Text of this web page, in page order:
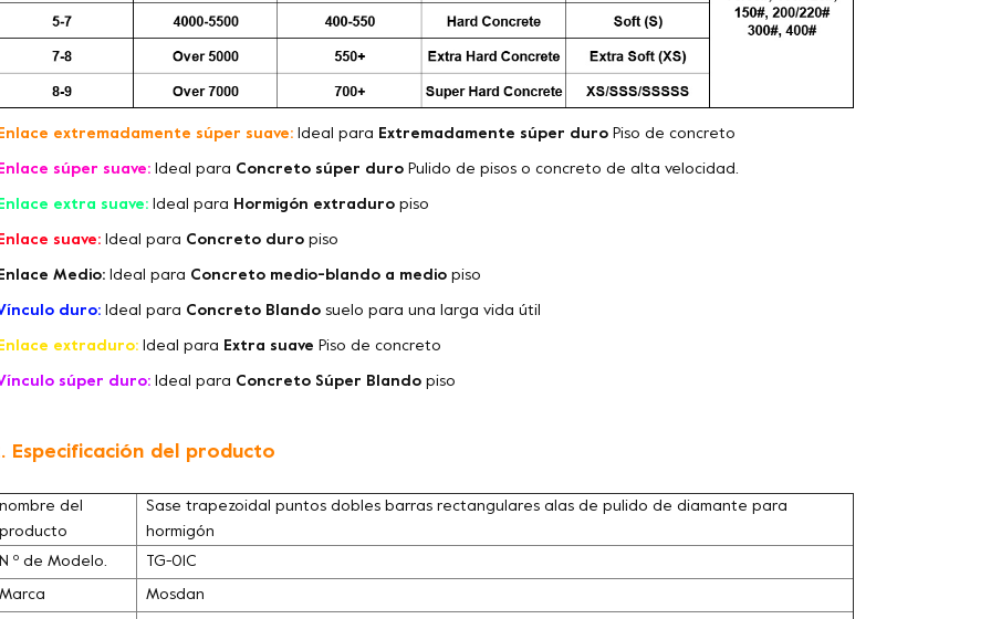
extremadamente súper suave: Ideal para Extremadamente súper duro Piso de concreto
súper suave: Ideal para Concreto súper duro Pulido de pisos o concreto de alta velocidad.
extra suave: Ideal para Hormigón extraduro piso
suave: Ideal para Concreto duro piso
Medio: Ideal para Concreto medio-blando a medio piso
duro: Ideal para Concreto Blando suelo para una larga vida útil
extraduro: Ideal para Extra suave Piso de concreto
súper duro: Ideal para Concreto Súper Blando piso
Especificación del producto
nombre del
producto
Sase trapezoidal puntos dobles barras rectangulares alas de pulido de diamante para
hormigón
N º de Modelo. TG-01C
Marca Mosdan